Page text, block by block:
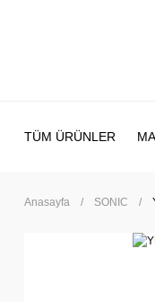
TÜM ÜRÜNLER
Anasayfa SONIC